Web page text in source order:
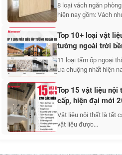
8 loại vách ngăn
hiện nay gồm: Vách
Top 10+ loại vật
tường ngoài trời
nắng, mưa tốt
11 loại tấm ốp ngoại
ưa chuộng nhất hiện
Top 15 vật liệu nội
cấp, hiện đại mới
Vật liệu nội thất là tất
vật liệu được...